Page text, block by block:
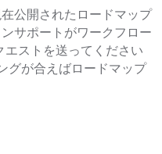
公開されたロードマップ
サポートがワークフロー
ストを送ってください
グが合えばロードマップ